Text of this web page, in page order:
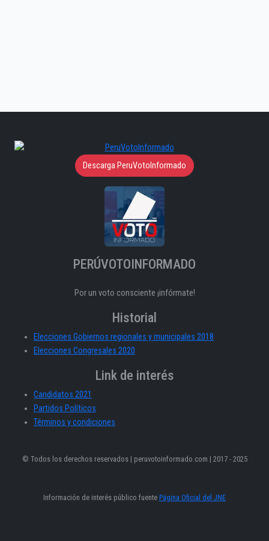
Descarga PeruVotoInformado
PERÚVOTOINFORMADO
Por un voto consciente ¡infórmate!
Historial
Elecciones Gobiernos regionales y municipales 2018
Elecciones Congresales 2020
Link de interés
Candidatos 2021
Partidos Políticos
Términos y condiciones
© Todos los derechos reservados | peruvotoinformado.com | 2017 - 2025
Información de interés público fuente Página Oficial del JNE